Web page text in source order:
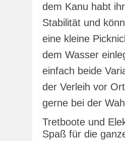
dem Kanu habt
Stabilität und
eine kleine
dem Wasser
einfach beide
der Verleih vor
gerne bei der
Tretboote und
Spaß für die